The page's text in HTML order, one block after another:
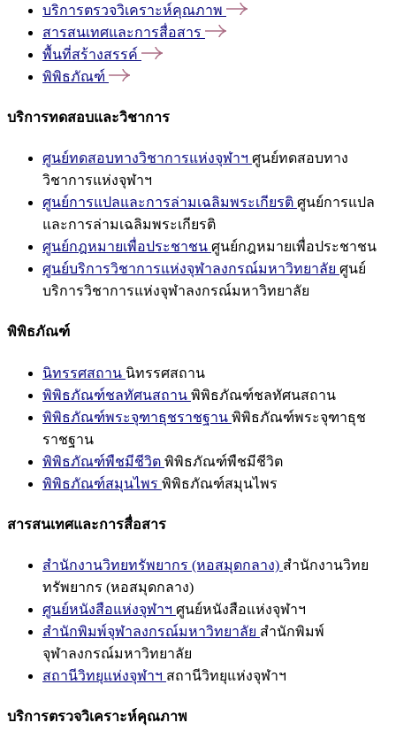
บริการตรวจวิเคราะห์คุณภาพ
สารสนเทศและการสื่อสาร
พื้นที่สร้างสรรค์
พิพิธภัณฑ์
บริการทดสอบและวิชาการ
ศูนย์ทดสอบทางวิชาการแห่งจุฬาฯ ศูนย์ทดสอบทาง
วิชาการแห่งจุฬาฯ
ศูนย์การแปลและการล่ามเฉลิมพระเกียรติ ศูนย์การแปล
และการล่ามเฉลิมพระเกียรติ
ศูนย์กฎหมายเพื่อประชาชน ศูนย์กฎหมายเพื่อประชาชน
ศูนย์บริการวิชาการแห่งจุฬาลงกรณ์มหาวิทยาลัย ศูนย์
บริการวิชาการแห่งจุฬาลงกรณ์มหาวิทยาลัย
พิพิธภัณฑ์
นิทรรศสถาน นิทรรศสถาน
พิพิธภัณฑ์ชลทัศนสถาน พิพิธภัณฑ์ชลทัศนสถาน
พิพิธภัณฑ์พระจุฑาธุชราชฐาน พิพิธภัณฑ์พระจุฑาธุช
ราชฐาน
พิพิธภัณฑ์พืชมีชีวิต พิพิธภัณฑ์พืชมีชีวิต
พิพิธภัณฑ์สมุนไพร พิพิธภัณฑ์สมุนไพร
สารสนเทศและการสื่อสาร
สำนักงานวิทยทรัพยากร (หอสมุดกลาง) สำนักงานวิทย
ทรัพยากร (หอสมุดกลาง)
ศูนย์หนังสือแห่งจุฬาฯ ศูนย์หนังสือแห่งจุฬาฯ
สำนักพิมพ์จุฬาลงกรณ์มหาวิทยาลัย สำนักพิมพ์
จุฬาลงกรณ์มหาวิทยาลัย
สถานีวิทยุแห่งจุฬาฯ สถานีวิทยุแห่งจุฬาฯ
บริการตรวจวิเคราะห์คุณภาพ